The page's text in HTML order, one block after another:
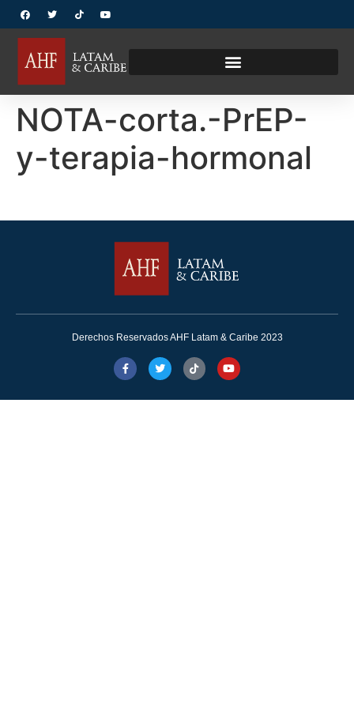
NOTA-corta.-PrEP-
y-terapia-hormonal
Derechos Reservados AHF Latam & Caribe 2023